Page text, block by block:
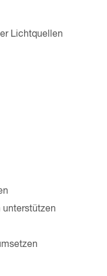
Lichtquellen
unterstützen